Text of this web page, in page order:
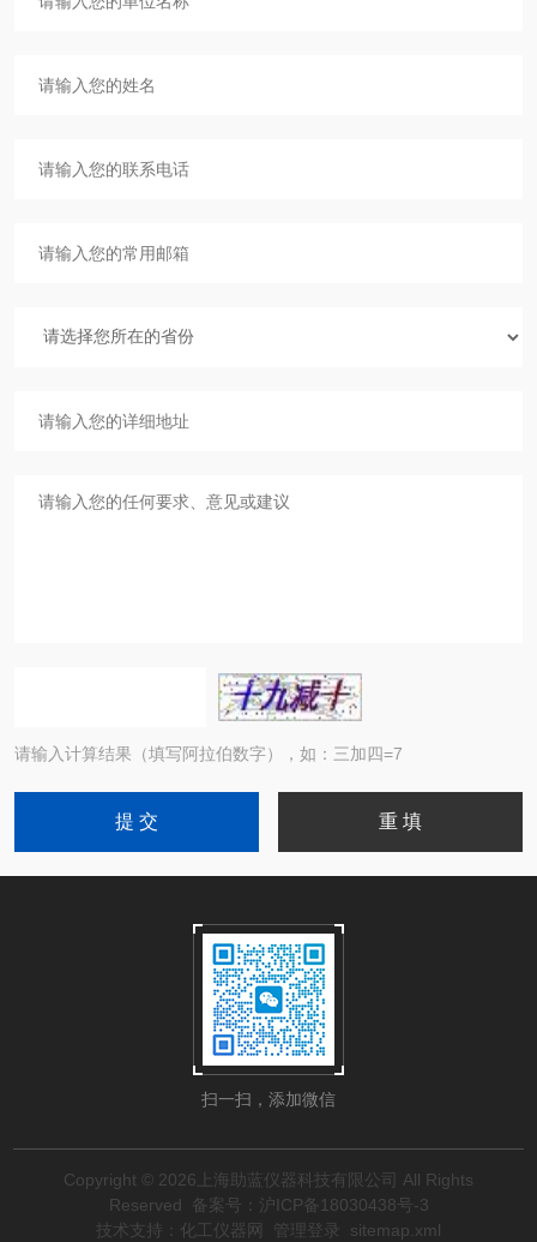
请输入计算结果（填写阿拉伯数字），如：三加四=7
扫一扫，添加微信
Copyright © 2026上海助蓝仪器科技有限公司 All Rights
Reserved
备案号：沪ICP备18030438号-3
技术支持： 化工仪器网 管理登录 sitemap.xml